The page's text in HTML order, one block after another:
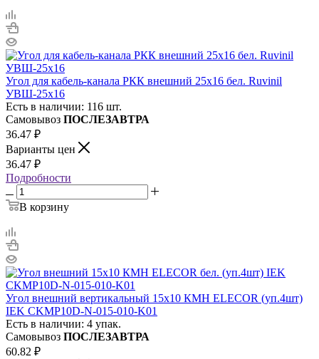
Угол для кабель-канала РКК внешний 25х16 бел. Ruvinil
УВШ-25х16
Есть в наличии: 116 шт.
Самовывоз ПОСЛЕЗАВТРА
36.47 ₽
Варианты цен
36.47 ₽
Подробности
В корзину
Угол внешний вертикальный 15х10 КМН ELECOR (уп.4шт)
IEK CKMP10D-N-015-010-K01
Есть в наличии: 4 упак.
Самовывоз ПОСЛЕЗАВТРА
60.82 ₽